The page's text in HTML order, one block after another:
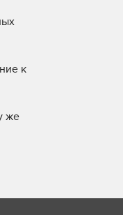
к
же